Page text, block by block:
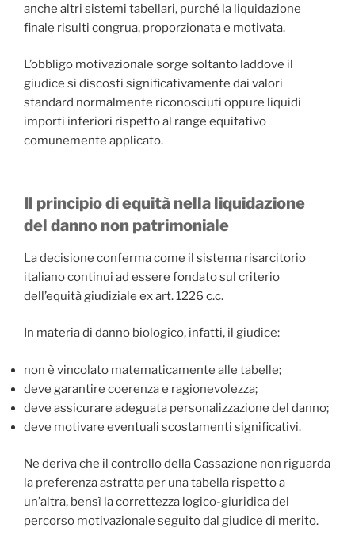
anche altri sistemi tabellari, purché la liquidazione
finale risulti congrua, proporzionata e motivata.
L’obbligo motivazionale sorge soltanto laddove il
giudice si discosti significativamente dai valori
standard normalmente riconosciuti oppure liquidi
importi inferiori rispetto al range equitativo
comunemente applicato.
Il principio di equità nella liquidazione
del danno non patrimoniale
La decisione conferma come il sistema risarcitorio
italiano continui ad essere fondato sul criterio
dell’equità giudiziale ex art. 1226 c.c.
In materia di danno biologico, infatti, il giudice:
non è vincolato matematicamente alle tabelle;
deve garantire coerenza e ragionevolezza;
deve assicurare adeguata personalizzazione del danno;
deve motivare eventuali scostamenti significativi.
Ne deriva che il controllo della Cassazione non riguarda
la preferenza astratta per una tabella rispetto a
un’altra, bensì la correttezza logico-giuridica del
percorso motivazionale seguito dal giudice di merito.